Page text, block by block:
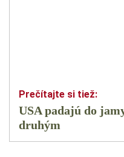
USA padajú do
druhým